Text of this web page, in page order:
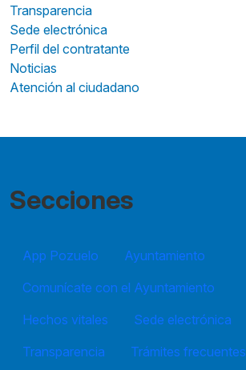
Transparencia
Sede electrónica
Perfil del contratante
Noticias
Atención al ciudadano
Secciones
App Pozuelo
Ayuntamiento
Comunícate con el Ayuntamiento
Hechos vitales
Sede electrónica
Transparencia
Trámites frecuentes